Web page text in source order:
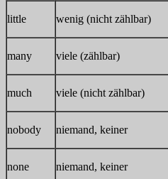
little wenig (nicht zählbar)
many viele (zählbar)
much viele (nicht zählbar)
nobody niemand, keiner
none niemand, keiner